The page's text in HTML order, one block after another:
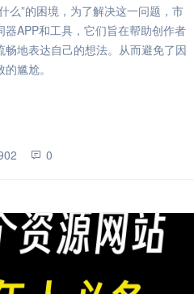
么”的困境，为了解决这一问题，市
器APP和工具，它们旨在帮助创作者
畅地表达自己的想法。从而避免了因
尴尬。
0